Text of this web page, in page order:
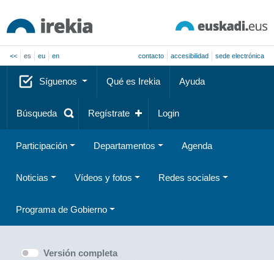
<< es eu en contacto accesibilidad sede electrónica
Síguenos Qué es Irekia Ayuda
Búsqueda Regístrate Login
Participación Departamentos Agenda
Noticias Vídeos y fotos Redes sociales
Programa de Gobierno
Versión completa